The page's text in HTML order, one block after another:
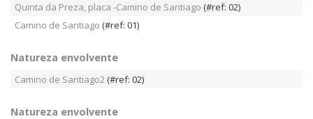
Quinta da Preza, placa -Camino de Santiago (#ref: 02)
Camino de Santiago (#ref: 01)
Natureza envolvente
Camino de Santiago2 (#ref: 02)
Natureza envolvente